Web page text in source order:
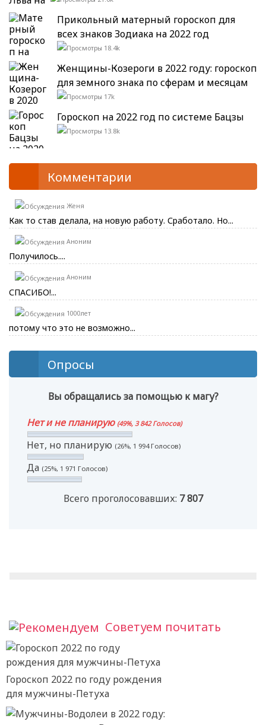
Прикольный матерный гороскоп для
всех знаков Зодиака на 2022 год
18.4k
Женщины-Козероги в 2022 году: гороскоп
для земного знака по сферам и месяцам
17k
Гороскоп на 2022 год по системе Бацзы
13.8k
Комментарии
Женя
Как то став делала, на новую работу. Сработало. Но...
Аноним
Получилось....
Аноним
СПАСИБО!...
1000лет
потому что это не возможно...
Опросы
Вы обращались за помощью к магу?
Нет и не планирую (49%, 3 842 Голосов)
Нет, но планирую (26%, 1 994 Голосов)
Да (25%, 1 971 Голосов)
Всего проголосовавших: 7 807
Советуем почитать
Гороскоп 2022 по году рождения
для мужчины-Петуха